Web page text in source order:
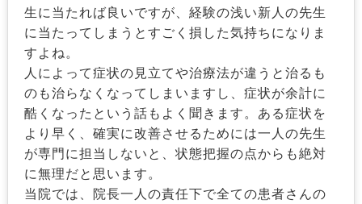
生に当たれば良いですが、経験の浅い新人の先生
に当たってしまうとすごく損した気持ちになりま
すよね。
人によって症状の見立てや治療法が違うと治るも
のも治らなくなってしまいますし、症状が余計に
酷くなったという話もよく聞きます。ある症状を
より早く、確実に改善させるためには一人の先生
が専門に担当しないと、状態把握の点からも絶対
に無理だと思います。
当院では、院長一人の責任下で全ての患者さんの